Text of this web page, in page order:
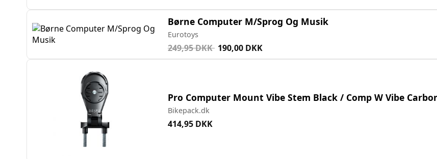
Børne Computer M/Sprog Og Musik
Eurotoys
249,95 DKK 190,00 DKK
Pro Computer Mount Vibe Stem Black / Comp W Vibe
Bikepack.dk
414,95 DKK